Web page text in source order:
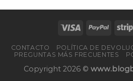
CONTACTO
POLÍTICA DE
PREGUNTAS MÁS FRECUENTES
Copyright 2026 ©